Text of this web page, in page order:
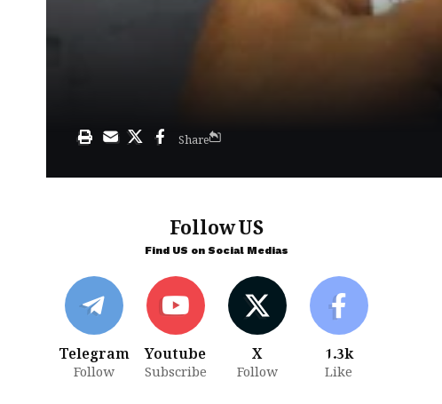
Share
Follow US
Find US on Social Medias
1.3k
Like
X
Follow
Youtube
Subscribe
Telegram
Follow